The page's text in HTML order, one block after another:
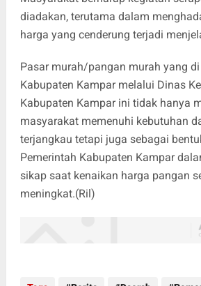
diadakan, terutama dalam
harga yang cenderung terjadi
Pasar murah/pangan murah yang
Kabupaten Kampar melalui Dinas
Kabupaten Kampar ini tidak hanya
masyarakat memenuhi kebutuhan
terjangkau tetapi juga sebagai
Pemerintah Kabupaten Kampar
sikap saat kenaikan harga pangan
meningkat.(Ril)